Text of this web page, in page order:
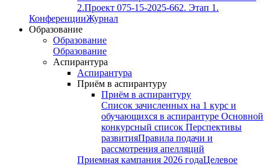
2.Проект 075-15-2025-662. Этап 1.
КонференцииЖурнал
Образование
Образование
Образование
Аспирантура
Аспирантура
Приём в аспирантуру
Приём в аспирантуру
Список зачисленных на 1 курс и
обучающихся в аспирантуре Основной
конкурсный список Перспективы
развитияПравила подачи и
рассмотрения апелляций
Приемная кампания 2026 годаЦелевое